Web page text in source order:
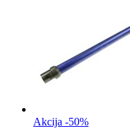
Akcija -50%